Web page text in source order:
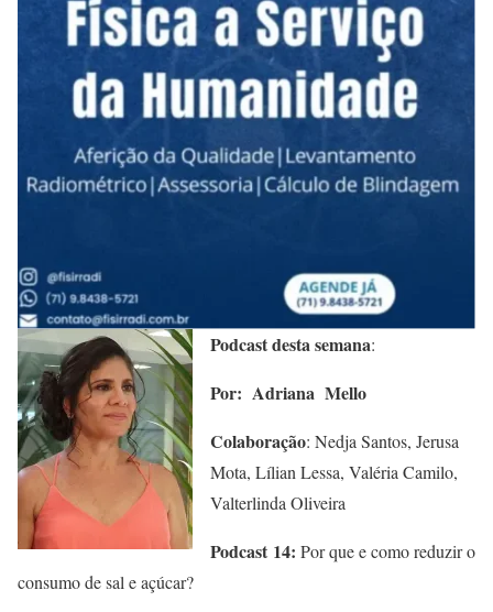
Podcast desta semana:
Por: Adriana Mello
Colaboração: Nedja Santos, Jerusa
Mota, Lílian Lessa, Valéria Camilo,
Valterlinda Oliveira
Podcast 14: Por que e como reduzir o
consumo de sal e açúcar?